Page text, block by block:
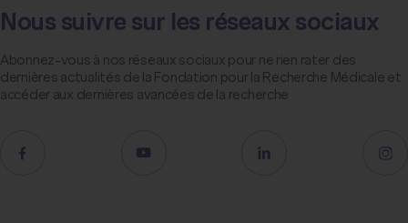
Nous suivre sur les réseaux sociaux
Abonnez-vous à nos réseaux sociaux pour ne rien rater des
dernières actualités de la Fondation pour la Recherche Médicale et
accéder aux dernières avancées de la recherche